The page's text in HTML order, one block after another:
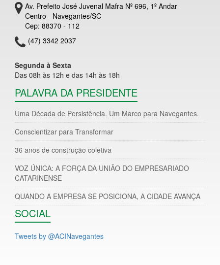
Av. Prefeito José Juvenal Mafra Nº 696, 1º Andar
Centro - Navegantes/SC
Cep: 88370 - 112
(47) 3342 2037
Segunda à Sexta
Das 08h às 12h e das 14h às 18h
PALAVRA DA PRESIDENTE
Uma Década de Persistência. Um Marco para Navegantes.
Conscientizar para Transformar
36 anos de construção coletiva
VOZ ÚNICA: A FORÇA DA UNIÃO DO EMPRESARIADO
CATARINENSE
QUANDO A EMPRESA SE POSICIONA, A CIDADE AVANÇA
SOCIAL
Tweets by @ACINavegantes